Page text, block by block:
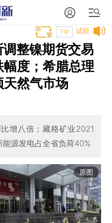
试听
T中
整镍期货交易
度；希腊总理
然气市场
增八倍；藏格矿业2021
源发电占全省负荷40%
原图